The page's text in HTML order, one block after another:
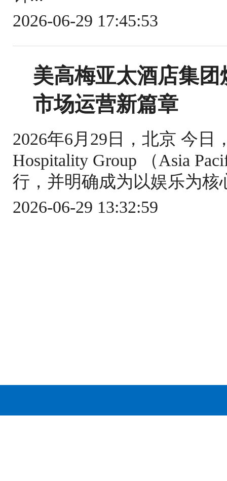
2026-06-29 17:45:53
美高梅亚太酒店集
市场运营新篇章
2026年6月29日，北京 今
Hospitality Group （Asia
行，并明确成为以娱乐为
2026-06-29 13:32:59